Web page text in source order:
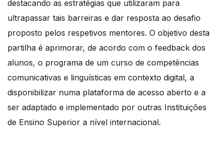
destacando as estratégias que utilizaram para
ultrapassar tais barreiras e dar resposta ao desafio
proposto pelos respetivos mentores. O objetivo desta
partilha é aprimorar, de acordo com o feedback dos
alunos, o programa de um curso de competências
comunicativas e linguísticas em contexto digital, a
disponibilizar numa plataforma de acesso aberto e a
ser adaptado e implementado por outras Instituições
de Ensino Superior a nível internacional.